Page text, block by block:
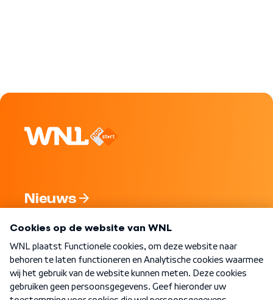
Nieuws
Nieuwsbrief
Word Lid